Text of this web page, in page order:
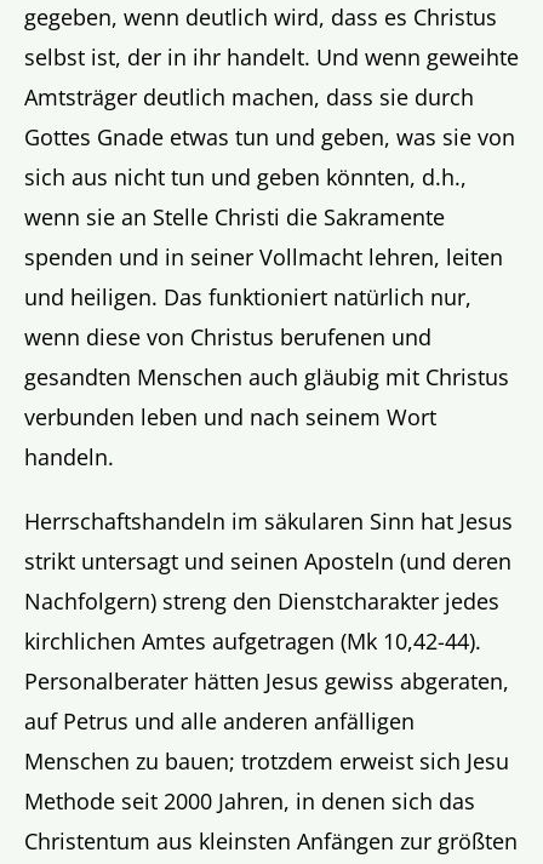
gegeben, wenn deutlich wird, dass es Christus
selbst ist, der in ihr handelt. Und wenn geweihte
Amtsträger deutlich machen, dass sie durch
Gottes Gnade etwas tun und geben, was sie von
sich aus nicht tun und geben könnten, d.h.,
wenn sie an Stelle Christi die Sakramente
spenden und in seiner Vollmacht lehren, leiten
und heiligen. Das funktioniert natürlich nur,
wenn diese von Christus berufenen und
gesandten Menschen auch gläubig mit Christus
verbunden leben und nach seinem Wort
handeln.
Herrschaftshandeln im säkularen Sinn hat Jesus
strikt untersagt und seinen Aposteln (und deren
Nachfolgern) streng den Dienstcharakter jedes
kirchlichen Amtes aufgetragen (Mk 10,42-44).
Personalberater hätten Jesus gewiss abgeraten,
auf Petrus und alle anderen anfälligen
Menschen zu bauen; trotzdem erweist sich Jesu
Methode seit 2000 Jahren, in denen sich das
Christentum aus kleinsten Anfängen zur größten